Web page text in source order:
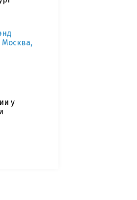
Москва,
у